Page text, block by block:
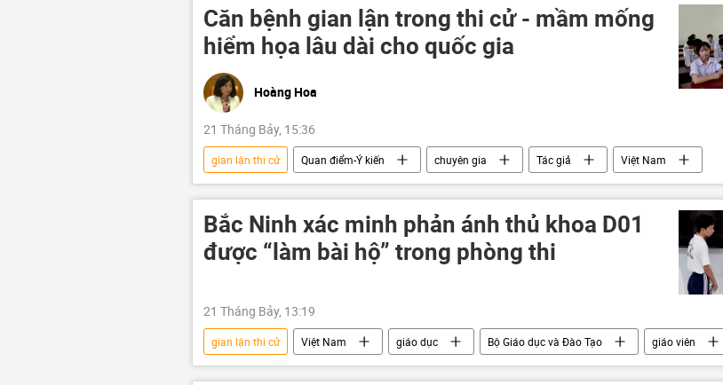
Căn bệnh gian lận trong thi cử - mầm mống
hiểm họa lâu dài cho quốc gia
Hoàng Hoa
21 Tháng Bảy, 15:36
gian lận thi cử Quan điểm-Ý kiến chuyên gia Tác giả
Việt Nam
Chính trị
giáo dục gian lận thi cử Bộ Giáo dục và Đào Tạo
Bắc Ninh xác minh phản ánh thủ khoa D01
được “làm bài hộ” trong phòng thi
21 Tháng Bảy, 13:19
gian lận thi cử Việt Nam giáo dục Bộ Giáo dục và Đào Tạo
giáo viên
Kỳ thi tốt nghiệp THPT tại Việt Nam
đề thi thi cử điểm thi Pháp luật